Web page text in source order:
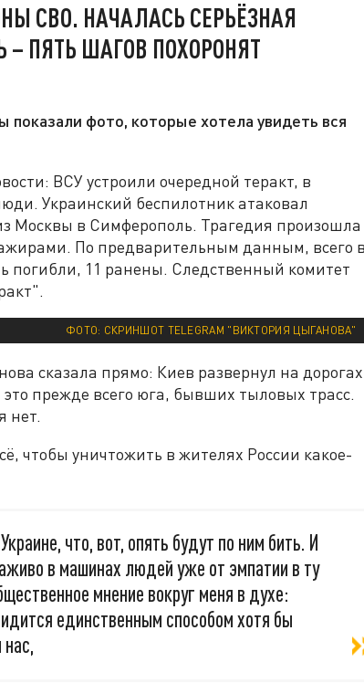
СВО. НАЧАЛАСЬ СЕРЬЁЗНАЯ
ПЯТЬ ШАГОВ ПОХОРОНЯТ
фото, которые хотела увидеть вся
ВСУ устроили очередной теракт, в
Украинский беспилотник атаковал
Москвы в Симферополь. Трагедия произошла
По предварительным данным, всего в
погибли, 11 ранены. Следственный комитет
ФОТО: СКРИНШОТ TELEGRAM "ВИКТОРИЯ ЦЫГАНОВА"
сказала прямо: Киев развернул на дорогах
прежде всего юга, бывших тыловых трасс.
нет.
чтобы уничтожить в жителях России какое-
что, вот, опять будут по ним бить. И
в машинах людей уже от эмпатии в ту
мнение вокруг меня в духе:
единственным способом хотя бы